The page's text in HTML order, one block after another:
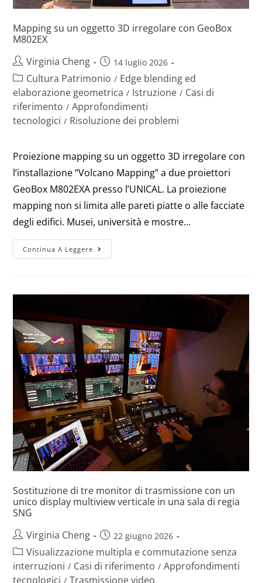
Mapping su un oggetto 3D irregolare con GeoBox
M802EX
Virginia Cheng
14 luglio 2026
Cultura Patrimonio / Edge blending ed
elaborazione geometrica / Istruzione / Casi di
riferimento / Approfondimenti
tecnologici / Risoluzione dei problemi
Proiezione mapping su un oggetto 3D irregolare con
l’installazione “Volcano Mapping” a due proiettori
GeoBox M802EXA presso l’UNICAL. La proiezione
mapping non si limita alle pareti piatte o alle facciate
degli edifici. Musei, università e mostre...
Continua A Leggere
Sostituzione di tre monitor di trasmissione con un
unico display multiview verticale in una sala di regia
SNG
Virginia Cheng
22 giugno 2026
Visualizzazione multipla e commutazione senza
interruzioni / Casi di riferimento / Approfondimenti
tecnologici / Trasmissione video